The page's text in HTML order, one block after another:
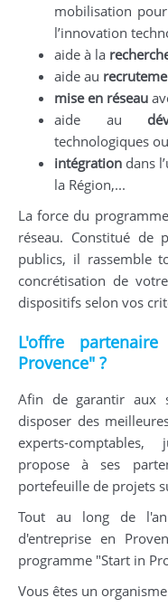
mobilisation
l’innovation
aide à la
aide au
mise en réseau
aide au
technologiques
intégration dans
la Région,...
La force du
réseau. Constitué de
publics, il rassemble
concrétisation de
dispositifs selon vos
L'offre
Provence" ?
Afin de garantir aux
disposer des
experts-comptables,
propose à ses
portefeuille de projets
Tout au long de
d'entreprise en
programme "Start in
Vous êtes un